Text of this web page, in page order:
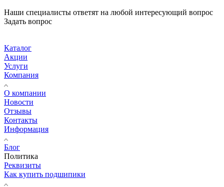
Наши специалисты ответят на любой интересующий вопрос
Задать вопрос
Каталог
Акции
Услуги
Компания
О компании
Новости
Отзывы
Контакты
Информация
Блог
Политика
Реквизиты
Как купить подшипики